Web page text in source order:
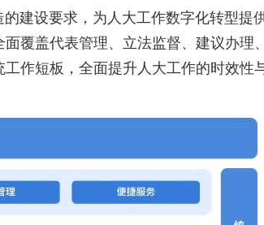
建设要求，为人大工作数字化转型提
面覆盖代表管理、立法监督、建议办理
作短板，全面提升人大工作的时效性